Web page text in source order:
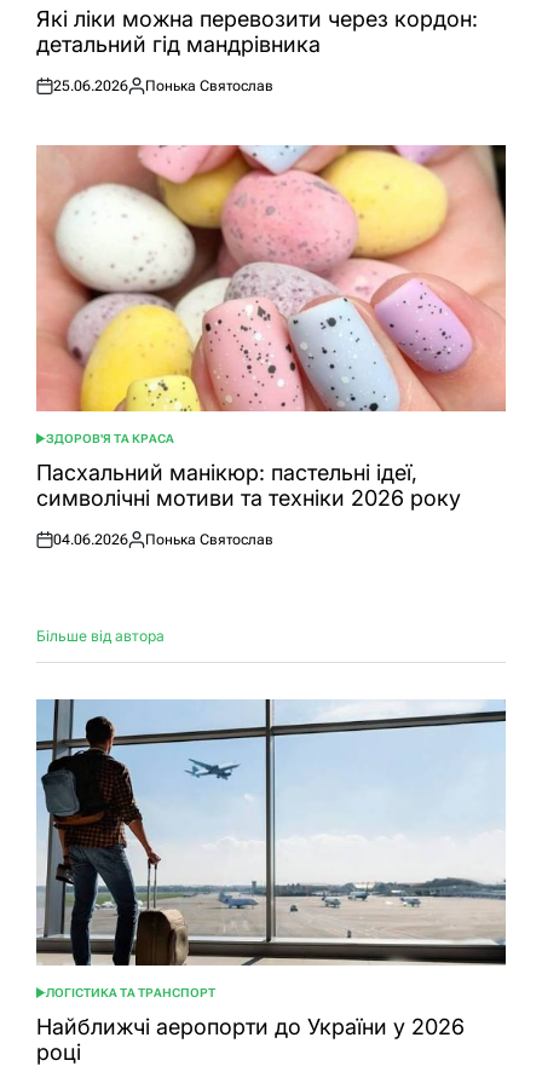
УЯкі ліки можна перевозити через кордон:
детальний гід мандрівника
Оприлюднено
25.06.2026
Опубліковано
Понька Святослав
ОПУБЛІКУВАТИ
У
ЗДОРОВ'Я ТА КРАСА
Пасхальний манікюр: пастельні ідеї,
символічні мотиви та техніки 2026 року
Оприлюднено
04.06.2026
Опубліковано
Понька Святослав
Більше від автора
ОПУБЛІКУВАТИ
У
ЛОГІСТИКА ТА ТРАНСПОРТ
Найближчі аеропорти до України у 2026
році